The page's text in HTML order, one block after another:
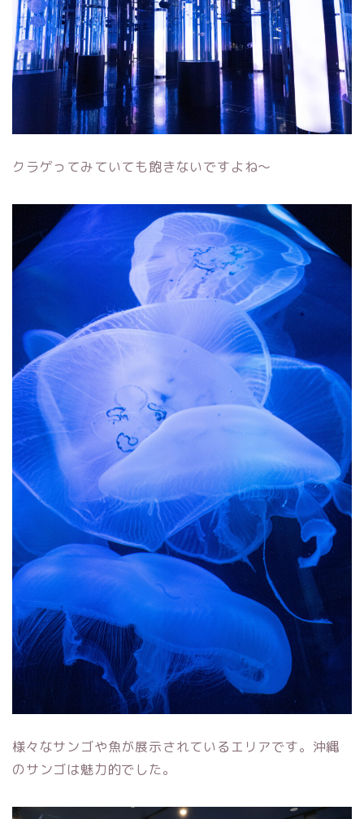
クラゲってみていても飽きないですよね～
様々なサンゴや魚が展示されているエリアです。沖縄
のサンゴは魅力的でした。